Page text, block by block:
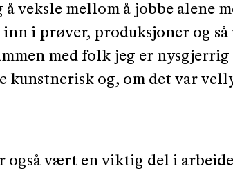
å veksle mellom å jobbe alene
inn i prøver, produksjoner og
med folk jeg er
kunstnerisk og, om det var
også vært en viktig del i